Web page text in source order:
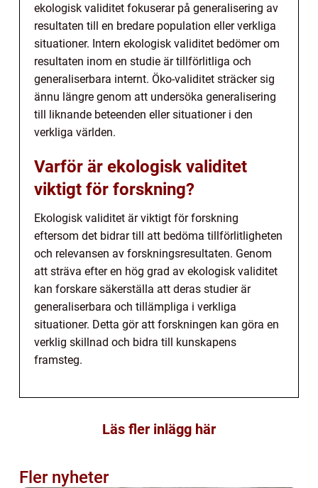
ekologisk validitet fokuserar på generalisering av
resultaten till en bredare population eller verkliga
situationer. Intern ekologisk validitet bedömer om
resultaten inom en studie är tillförlitliga och
generaliserbara internt. Öko-validitet sträcker sig
ännu längre genom att undersöka generalisering
till liknande beteenden eller situationer i den
verkliga världen.
Varför är ekologisk validitet
viktigt för forskning?
Ekologisk validitet är viktigt för forskning
eftersom det bidrar till att bedöma tillförlitligheten
och relevansen av forskningsresultaten. Genom
att sträva efter en hög grad av ekologisk validitet
kan forskare säkerställa att deras studier är
generaliserbara och tillämpliga i verkliga
situationer. Detta gör att forskningen kan göra en
verklig skillnad och bidra till kunskapens
framsteg.
Läs fler inlägg här
Fler nyheter